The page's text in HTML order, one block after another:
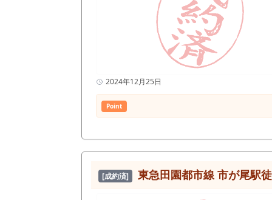
2024年12月25日
Point
[成約済] 東急田園都市線 市が尾駅